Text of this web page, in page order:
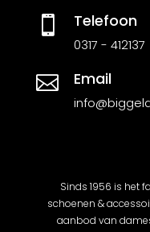
 Telefoon
0317 - 412137
 Email
Sinds 1956 is het
schoenen &
aanbod van